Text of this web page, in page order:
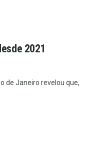
2021
de Janeiro revelou que,